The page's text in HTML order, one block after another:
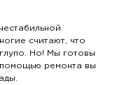
считают, что
Но! Мы готовы
помощью ремонта вы